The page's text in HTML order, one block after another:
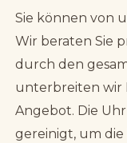
Sie können von
Wir beraten Sie
durch den
unterbreiten wir
Angebot. Die
gereinigt, um die